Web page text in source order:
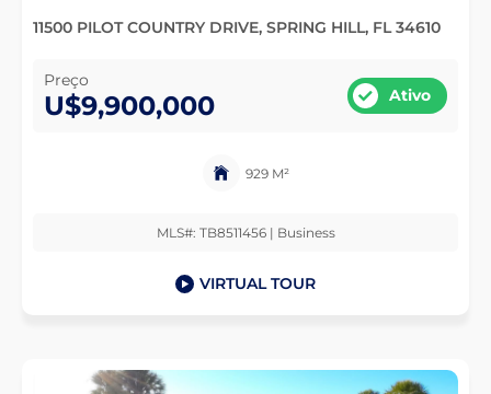
11500 PILOT COUNTRY DRIVE, SPRING HILL, FL 34610
Preço
U$9,900,000 Ativo
929 M²
MLS#: TB8511456 | Business
VIRTUAL TOUR